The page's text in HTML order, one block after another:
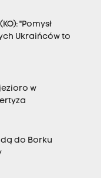
"Pomysł
Ukraińców to
w
do Borku